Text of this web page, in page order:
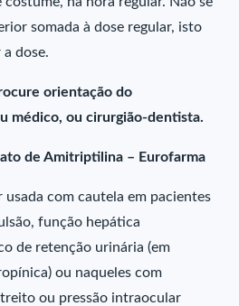
somada à dose regular, isto
dose.
orientação do
médico, ou cirurgião-dentista.
de Amitriptilina – Eurofarma
com cautela em pacientes
função hepática
de retenção urinária (em
ou naqueles com
ou pressão intraocular